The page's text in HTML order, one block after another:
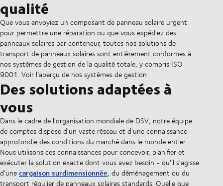
qualité
Que vous envoyiez un composant de panneau solaire urgent
pour permettre une réparation ou que vous expédiez des
panneaux solaires par conteneur, toutes nos solutions de
transport de panneaux solaires sont entièrement conformes à
nos systèmes de gestion de la qualité totale, y compris ISO
9001. Voir l’aperçu de nos systèmes de gestion
Des solutions adaptées à
vous
Dans le cadre de l'organisation mondiale de DSV, notre équipe
de comptes dispose d'un vaste réseau et d'une connaissance
approfondie des conditions du marché dans le monde entier.
Nous utilisons ces connaissances pour concevoir, planifier et
exécuter la solution exacte dont vous avez besoin - qu'il s'agisse
d'unecargaison surdimensionnée, du déménagement ou du
transport régulier de panneaux solaires standards. Quelle que